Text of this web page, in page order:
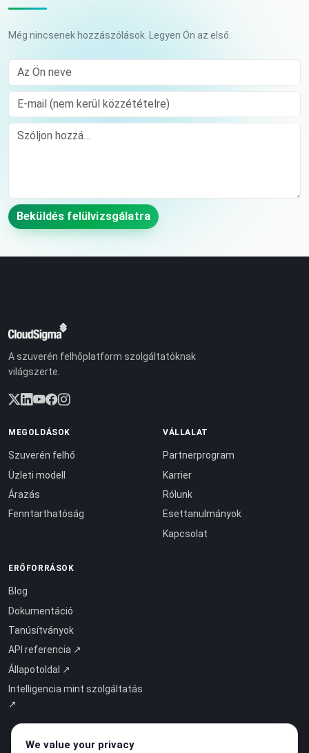
Még nincsenek hozzászólások. Legyen Ön az első.
Az Ön neve
E-mail (nem kerül közzétételre)
Comment
Beküldés felülvizsgálatra
A szuverén felhőplatform szolgáltatóknak
világszerte.
MEGOLDÁSOK
Szuverén felhő
Üzleti modell
Árazás
Fenntarthatóság
VÁLLALAT
Partnerprogram
Karrier
Rólunk
Esettanulmányok
Kapcsolat
ERŐFORRÁSOK
Blog
Dokumentáció
Tanúsítványok
API referencia ↗
Állapotoldal ↗
Intelligencia mint szolgáltatás
↗
We value your privacy